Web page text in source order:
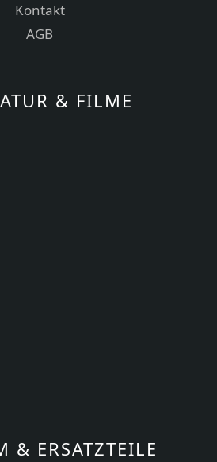
Kontakt
AGB
& FILME
& ERSATZTEILE